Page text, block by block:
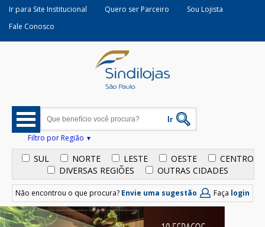
Ir para Site Institucional Quero ser Parceiro
Sou Lojista
Fale Conosco
Filtro por Região
SUL NORTE LESTE OESTE
CENTRO
DIVERSAS REGIÕES
OUTRAS CIDADES
Não encontrou o que procura? Envie uma sugestão Faça login